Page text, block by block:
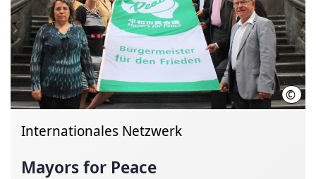
©
Internationales Netzwerk
Mayors for Peace